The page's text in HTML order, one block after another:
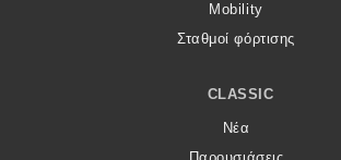
Mobility
Σταθμοί φόρτισης
CLASSIC
Νέα